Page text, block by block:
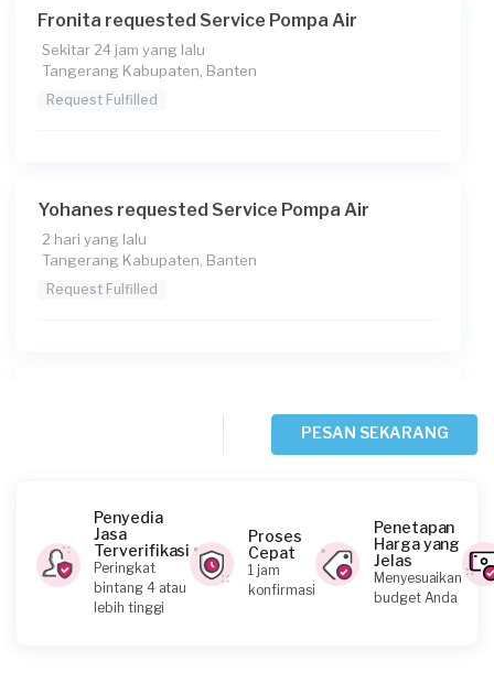
Fronita requested Service Pompa Air
Sekitar 24 jam yang lalu
Tangerang Kabupaten, Banten
Request Fulfilled
Yohanes requested Service Pompa Air
2 hari yang lalu
Tangerang Kabupaten, Banten
Request Fulfilled
Tubagus Ajie requested Service Pompa Air
4 hari yang lalu
PESAN SEKARANG
Penyedia
Jasa
Terverifikasi
Peringkat
bintang 4 atau
lebih tinggi
Proses
Cepat
1 jam
konfirmasi
Penetapan
Harga yang
Jelas
Menyesuaikan
budget Anda